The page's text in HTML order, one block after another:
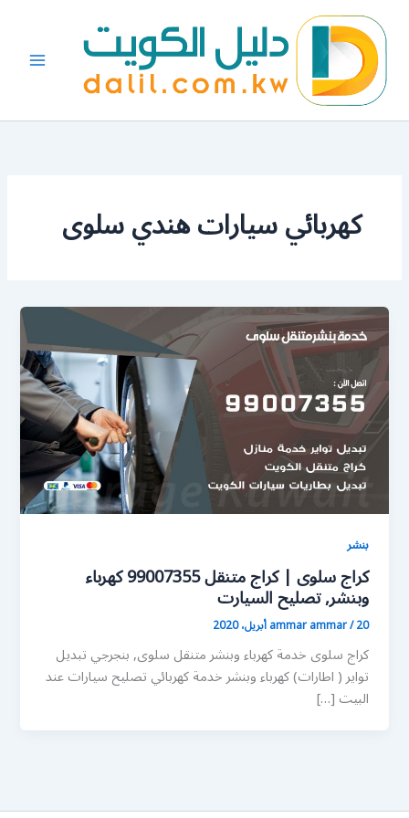
المحتوى
كهربائي سيارات هندي سلوى
بنشر
كراج سلوى | كراج متنقل 99007355 كهرباء
وبنشر, تصليح السيارت
ammar ammar/20 أبريل، 2020
كراج سلوى خدمة كهرباء وبنشر متنقل سلوى, بنجرجي تبديل
تواير ( اطارات) كهرباء وبنشر خدمة كهربائي تصليح سيارات عند
البيت […]